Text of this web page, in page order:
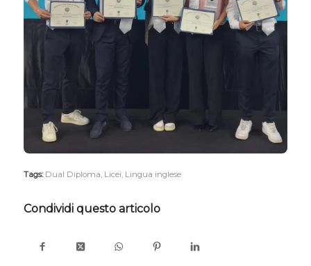
Tags: Dual Diploma, Licei, Lingua inglese
Condividi questo articolo